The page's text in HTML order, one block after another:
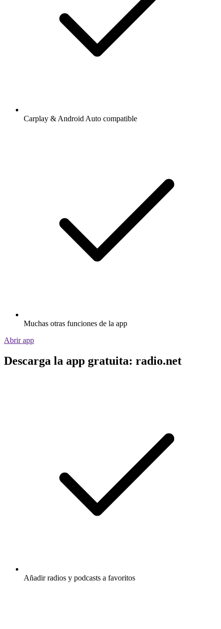
Carplay & Android Auto compatible
Muchas otras funciones de la app
Abrir app
Descarga la app gratuita: radio.net
Añadir radios y podcasts a favoritos